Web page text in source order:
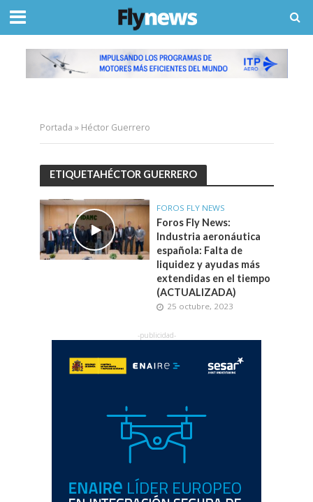
Portada » Héctor Guerrero
ETIQUETAHÉCTOR GUERRERO
FOROS FLY NEWS
Foros Fly News:
Industria aeronáutica
española: Falta de
liquidez y ayudas más
extendidas en el tiempo
(ACTUALIZADA)
25 octubre, 2023